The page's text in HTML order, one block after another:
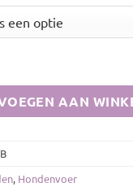
AAN
, Hondenvoer